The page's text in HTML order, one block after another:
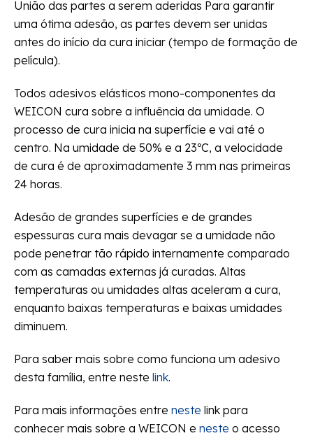
União das partes a serem aderidas Para garantir
uma ótima adesão, as partes devem ser unidas
antes do início da cura iniciar (tempo de formação de
película).
Todos adesivos elásticos mono-componentes da
WEICON cura sobre a influência da umidade. O
processo de cura inicia na superfície e vai até o
centro. Na umidade de 50% e a 23ºC, a velocidade
de cura é de aproximadamente 3 mm nas primeiras
24 horas.
Adesão de grandes superfícies e de grandes
espessuras cura mais devagar se a umidade não
pode penetrar tão rápido internamente comparado
com as camadas externas já curadas. Altas
temperaturas ou umidades altas aceleram a cura,
enquanto baixas temperaturas e baixas umidades
diminuem.
Para saber mais sobre como funciona um adesivo
desta família, entre neste link.
Para mais informações entre neste link para
conhecer mais sobre a WEICON e neste o acesso